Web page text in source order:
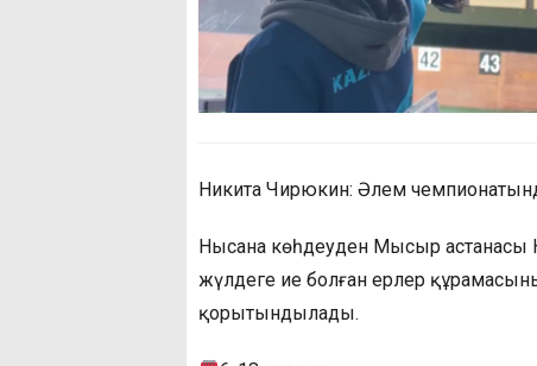
Никита Чирюкин: Әлем
Нысана көһдеуден Мысыр астанасы
жүлдеге ие болған ерлер
қорытындылады.